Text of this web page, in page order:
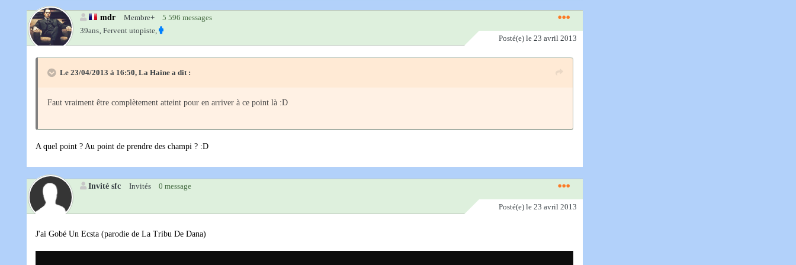
mdr Membre+
5 596 messages
39ans‚ Fervent utopiste,
Posté(e) le 23 avril 2013
Le 23/04/2013 à 16:50, La Haine a dit :
Faut vraiment être complètement atteint pour en arriver à ce point là :D
A quel point ? Au point de prendre des champi ? :D
Invité sfc Invités 0 message
Posté(e) le 23 avril 2013
J'ai Gobé Un Ecsta (parodie de La Tribu De Dana)